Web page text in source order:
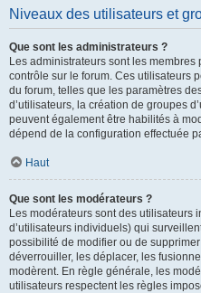
Niveaux des utilisateurs et
Que sont les administrateurs ?
Les administrateurs sont les
contrôle sur le forum. Ces utilisateurs
du forum, telles que les paramètres
d’utilisateurs, la création de groupes
peuvent également être habilités à
dépend de la configuration effectuée
Haut
Que sont les modérateurs ?
Les modérateurs sont des utilisateurs
d’utilisateurs individuels) qui
possibilité de modifier ou de
déverrouiller, les déplacer, les
modèrent. En règle générale, les
utilisateurs respectent les règles